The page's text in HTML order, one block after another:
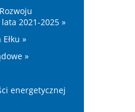
2021-2025 »
»
»
energetycznej